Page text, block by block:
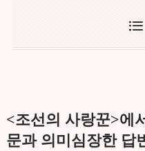
<조선의 사랑꾼>에
문과 의미심장한 답